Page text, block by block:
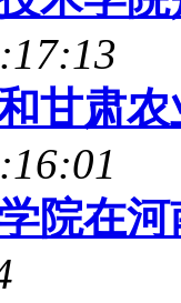
甘肃
院在